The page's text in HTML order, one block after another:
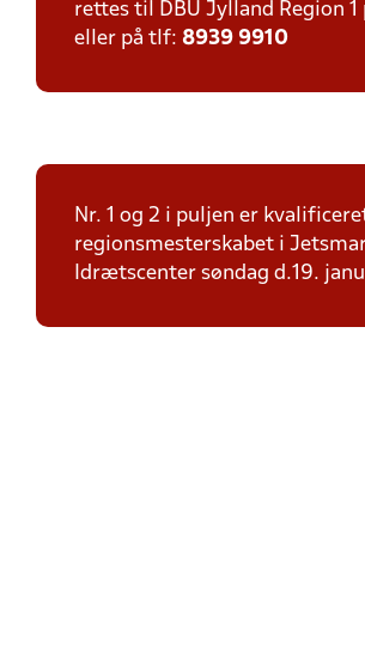
rettes til DBU Jylland Region 1
eller på tlf: 8939 9910
Nr. 1 og 2 i puljen er
regionsmesterskabet i
Idrætscenter søndag d.19.